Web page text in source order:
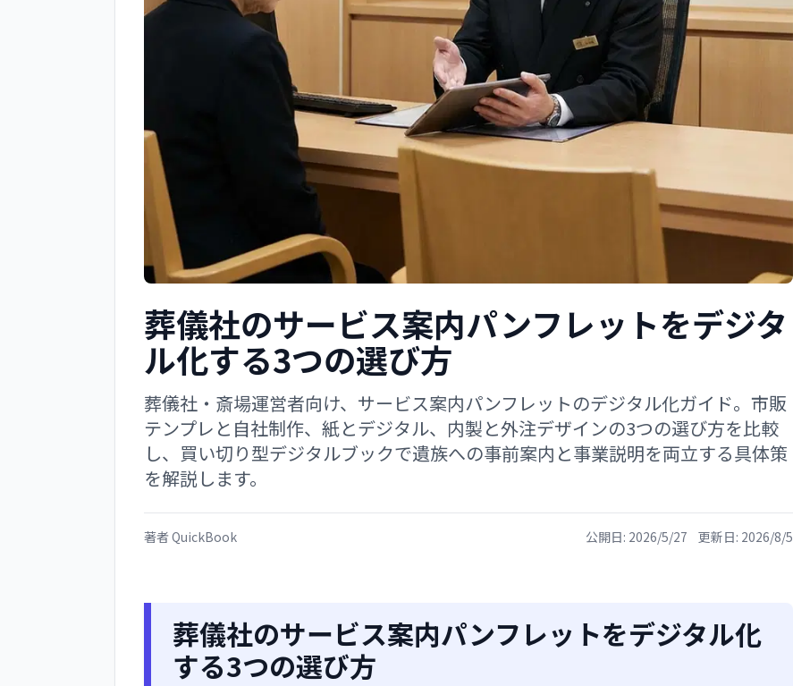
葬儀社のサービス案内パンフレットをデジタ
ル化する3つの選び方
葬儀社・斎場運営者向け、サービス案内パンフレットのデジタル化ガイド。市販
テンプレと自社制作、紙とデジタル、内製と外注デザインの3つの選び方を比較
し、買い切り型デジタルブックで遺族への事前案内と事業説明を両立する具体策
を解説します。
著者QuickBook 公開日: 2026/5/27 更新日: 2026/8/5
葬儀社のサービス案内パンフレットをデジタル化
する3つの選び方